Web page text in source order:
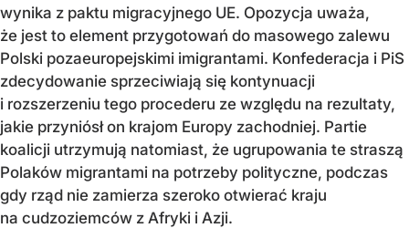
wynika z paktu migracyjnego UE. Opozycja uważa,
że jest to element przygotowań do masowego zalewu
Polski pozaeuropejskimi imigrantami. Konfederacja i PiS
zdecydowanie sprzeciwiają się kontynuacji
i rozszerzeniu tego procederu ze względu na rezultaty,
jakie przyniósł on krajom Europy zachodniej. Partie
koalicji utrzymują natomiast, że ugrupowania te straszą
Polaków migrantami na potrzeby polityczne, podczas
gdy rząd nie zamierza szeroko otwierać kraju
na cudzoziemców z Afryki i Azji.